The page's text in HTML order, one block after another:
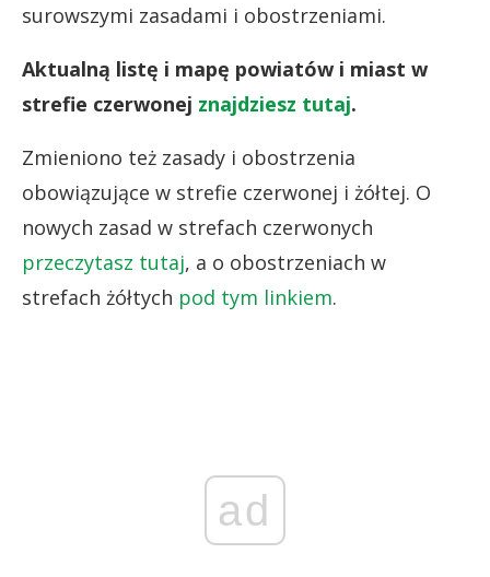
surowszymi zasadami i obostrzeniami.
Aktualną listę i mapę powiatów i miast w
strefie czerwonej znajdziesz tutaj.
Zmieniono też zasady i obostrzenia
obowiązujące w strefie czerwonej i żółtej. O
nowych zasad w strefach czerwonych
przeczytasz tutaj, a o obostrzeniach w
strefach żółtych pod tym linkiem.
ad